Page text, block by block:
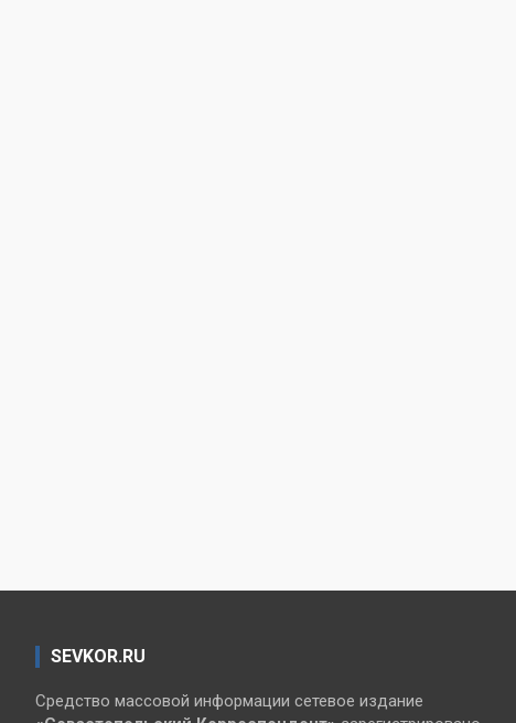
SEVKOR.RU
Средство массовой информации сетевое издание